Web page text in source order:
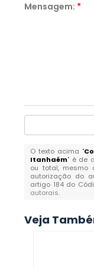
Mensagem: *
O texto acima "
Itanhaém" é de
ou total, mesmo
autorização do
artigo 184 do
autorais.
Veja